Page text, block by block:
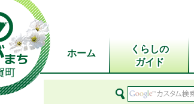
ホーム
くらしの
ガイド